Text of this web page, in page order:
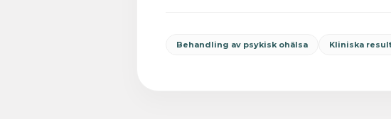
Behandling av psykisk ohälsa Kliniska